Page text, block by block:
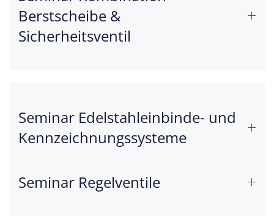
Berstscheibe &
Sicherheitsventil
Seminar Edelstahleinbinde- und
Kennzeichnungssysteme
Seminar Regelventile